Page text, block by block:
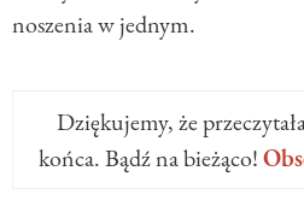
noszenia w jednym.
Dziękujemy, że
końca. Bądź na bieżąco!